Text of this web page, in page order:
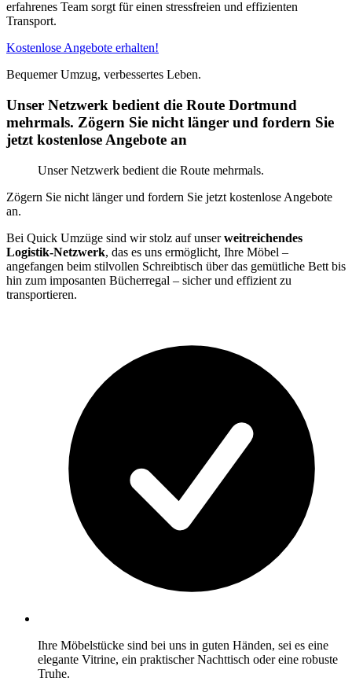
erfahrenes Team sorgt für einen stressfreien und effizienten
Transport.
Kostenlose Angebote erhalten!
Bequemer Umzug, verbessertes Leben.
Unser Netzwerk bedient die Route Dortmund
mehrmals. Zögern Sie nicht länger und fordern Sie
jetzt kostenlose Angebote an
Unser Netzwerk bedient die Route mehrmals.
Zögern Sie nicht länger und fordern Sie jetzt kostenlose Angebote
an.
Bei Quick Umzüge sind wir stolz auf unserweitreichendes
Logistik-Netzwerk, das es uns ermöglicht, Ihre Möbel –
angefangen beim stilvollen Schreibtisch über das gemütliche Bett bis
hin zum imposanten Bücherregal – sicher und effizient zu
transportieren.
Ihre Möbelstücke sind bei uns in guten Händen, sei es eine
elegante Vitrine, ein praktischer Nachttisch oder eine robuste
Truhe.